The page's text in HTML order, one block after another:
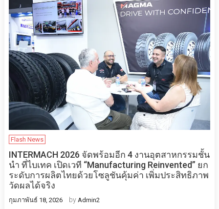
Flash News
INTERMACH 2026 จัดพร้อมอีก 4 งานอุตสาหกรรมชั้น
นำ ที่ไบเทค เปิดเวที “Manufacturing Reinvented” ยก
ระดับการผลิตไทยด้วยโซลูชันคุ้มค่า เพิ่มประสิทธิภาพ
วัดผลได้จริง
กุมภาพันธ์ 18, 2026 by Admin2